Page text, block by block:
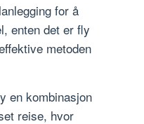
for å
enten det er fly
metoden
en kombinasjon
reise, hvor